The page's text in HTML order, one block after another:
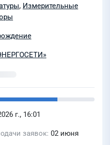
, Измерительные
г., 16:01
заявок 02 июня